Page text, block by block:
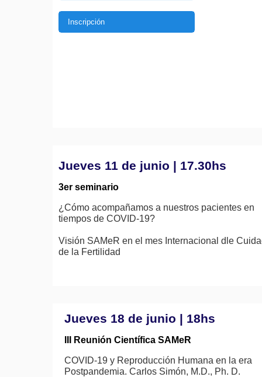
Inscripción
Jueves 11 de junio | 17.30hs
3er seminario
¿Cómo acompañamos a nuestros pacientes en
tiempos de COVID-19?
Visión SAMeR en el mes Internacional dle
de la Fertilidad
Jueves 18 de junio | 18hs
III Reunión Científica SAMeR
COVID-19 y Reproducción Humana en la era
Postpandemia. Carlos Simón, M.D., Ph. D.